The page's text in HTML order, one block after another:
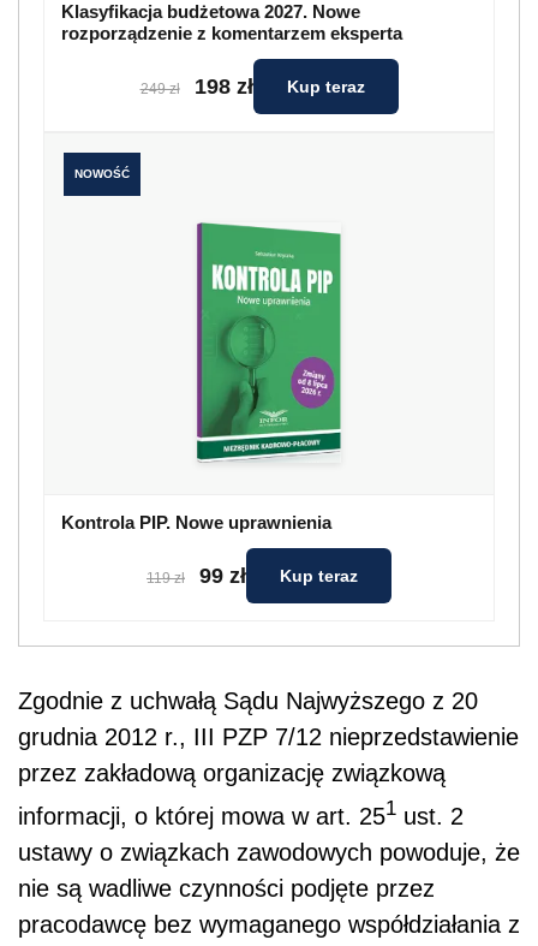
Klasyfikacja budżetowa 2027. Nowe
rozporządzenie z komentarzem eksperta
249 zł 198 zł Kup teraz
NOWOŚĆ
Kontrola PIP. Nowe uprawnienia
119 zł 99 zł Kup teraz
Zgodnie z uchwałą Sądu Najwyższego z 20
grudnia 2012 r., III PZP 7/12 nieprzedstawienie
przez zakładową organizację związkową
informacji, o której mowa w art. 251 ust. 2
ustawy o związkach zawodowych powoduje, że
nie są wadliwe czynności podjęte przez
pracodawcę bez wymaganego współdziałania z